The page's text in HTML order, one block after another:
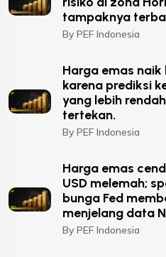
tampaknya
By PEF Indonesia
Harga emas
karena prediksi
yang lebih
tertekan.
By PEF Indonesia
Harga emas
USD melemah;
bunga Fed
menjelang data
By PEF Indonesia